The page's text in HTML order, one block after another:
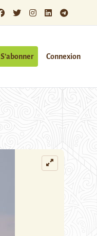
S’abonner Connexion